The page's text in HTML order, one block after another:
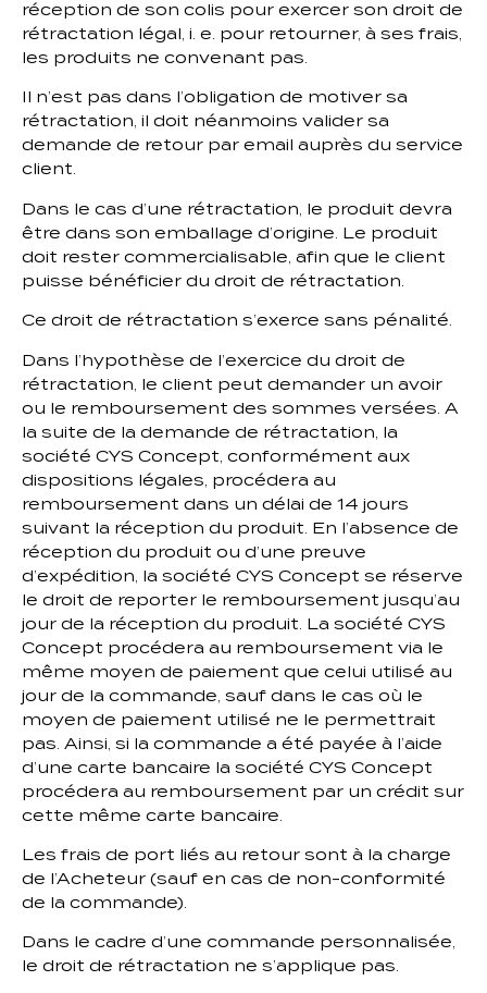
réception de son colis pour exercer son droit de
rétractation légal, i. e. pour retourner, à ses frais,
les produits ne convenant pas.
Il n’est pas dans l’obligation de motiver sa
rétractation, il doit néanmoins valider sa
demande de retour par email auprès du service
client.
Dans le cas d’une rétractation, le produit devra
être dans son emballage d’origine. Le produit
doit rester commercialisable, afin que le client
puisse bénéficier du droit de rétractation.
Ce droit de rétractation s’exerce sans pénalité.
Dans l’hypothèse de l’exercice du droit de
rétractation, le client peut demander un avoir
ou le remboursement des sommes versées. A
la suite de la demande de rétractation, la
société CYS Concept, conformément aux
dispositions légales, procédera au
remboursement dans un délai de 14 jours
suivant la réception du produit. En l’absence de
réception du produit ou d’une preuve
d’expédition, la société CYS Concept se réserve
le droit de reporter le remboursement jusqu’au
jour de la réception du produit. La société CYS
Concept procédera au remboursement via le
même moyen de paiement que celui utilisé au
jour de la commande, sauf dans le cas où le
moyen de paiement utilisé ne le permettrait
pas. Ainsi, si la commande a été payée à l’aide
d’une carte bancaire la société CYS Concept
procédera au remboursement par un crédit sur
cette même carte bancaire.
Les frais de port liés au retour sont à la charge
de l’Acheteur (sauf en cas de non-conformité
de la commande).
Dans le cadre d’une commande personnalisée,
le droit de rétractation ne s’applique pas.